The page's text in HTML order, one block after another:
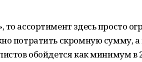
то ассортимент здесь просто
потратить скромную сумму,
обойдется как минимум